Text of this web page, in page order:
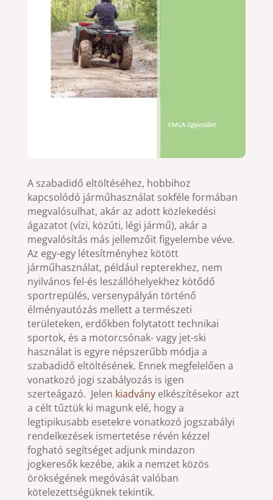
A szabadidő eltöltéséhez, hobbihoz
kapcsolódó járműhasználat sokféle formában
megvalósulhat, akár az adott közlekedési
ágazatot (vízi, közúti, légi jármű), akár a
megvalósítás más jellemzőit figyelembe véve.
Az egy-egy létesítményhez kötött
járműhasználat, például repterekhez, nem
nyilvános fel-és leszállóhelyekhez kötődő
sportrepülés, versenypályán történő
élményautózás mellett a természeti
területeken, erdőkben folytatott technikai
sportok, és a motorcsónak- vagy jet-ski
használat is egyre népszerűbb módja a
szabadidő eltöltésének. Ennek megfelelően a
vonatkozó jogi szabályozás is igen
szerteágazó. Jelen kiadványelkészítésekor azt
a célt tűztük ki magunk elé, hogy a
legtipikusabb esetekre vonatkozó jogszabályi
rendelkezések ismertetése révén kézzel
fogható segítséget adjunk mindazon
jogkeresők kezébe, akik a nemzet közös
örökségének megóvását valóban
kötelezettségüknek tekintik.